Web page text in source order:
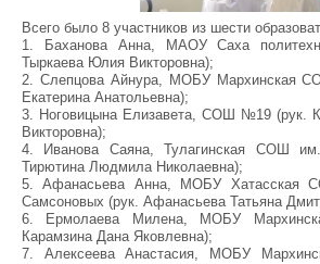
Всего было 8 участников из шести
1. Баханова Анна, МАОУ Саха
Тыркаева Юлия Викторовна);
2. Слепцова Айнура, МОБУ Мархинская
Екатерина Анатольевна);
3. Ноговицына Елизавета, СОШ №19 (рук.
Викторовна);
4. Иванова Саяна, Тулагинская СОШ
Тирютина Людмила Николаевна);
5. Афанасьева Анна, МОБУ
Самсоновых (рук. Афанасьева Татьяна
6. Ермолаева Милена, МОБУ
Карамзина Дана Яковлевна);
7. Алексеева Анастасия, МОБУ